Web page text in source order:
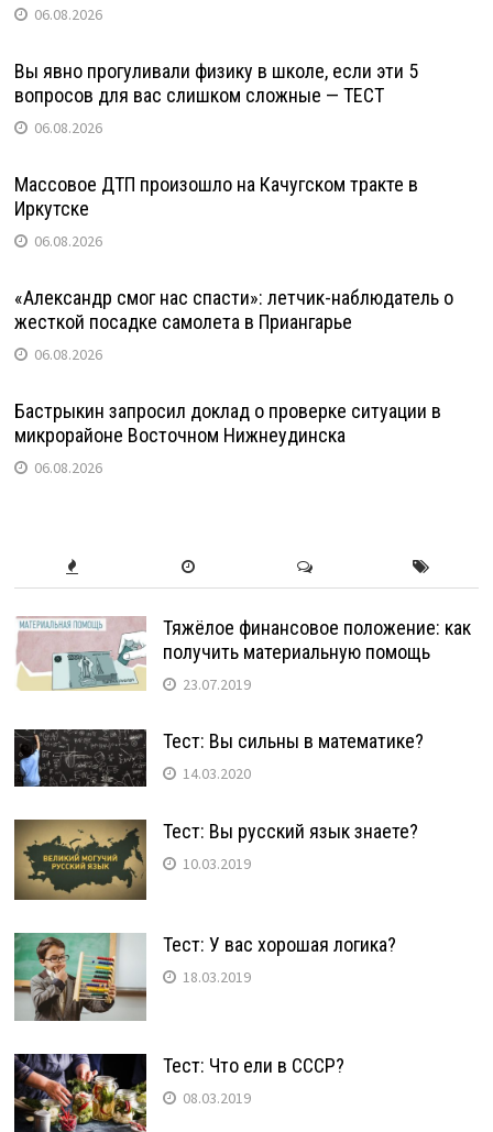
06.08.2026
Вы явно прогуливали физику в школе, если эти 5
вопросов для вас слишком сложные — ТЕСТ
06.08.2026
Массовое ДТП произошло на Качугском тракте в
Иркутске
06.08.2026
«Александр смог нас спасти»: летчик-наблюдатель о
жесткой посадке самолета в Приангарье
06.08.2026
Бастрыкин запросил доклад о проверке ситуации в
микрорайоне Восточном Нижнеудинска
06.08.2026
Тяжёлое финансовое положение: как
получить материальную помощь
23.07.2019
Тест: Вы сильны в математике?
14.03.2020
Тест: Вы русский язык знаете?
10.03.2019
Тест: У вас хорошая логика?
18.03.2019
Тест: Что ели в СССР?
08.03.2019